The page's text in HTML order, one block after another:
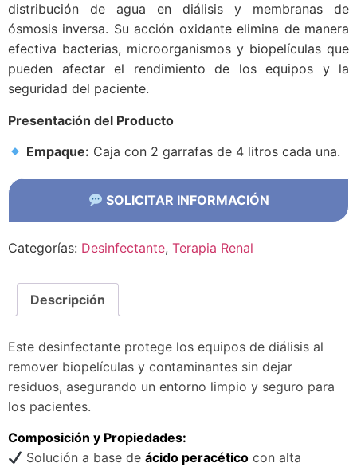
distribución de agua en diálisis y membranas de
ósmosis inversa. Su acción oxidante elimina de manera
efectiva bacterias, microorganismos y biopelículas que
pueden afectar el rendimiento de los equipos y la
seguridad del paciente.
Presentación del Producto
Empaque: Caja con 2 garrafas de 4 litros cada una.
SOLICITAR INFORMACIÓN
Categorías: Desinfectante, Terapia Renal
Descripción
Este desinfectante protege los equipos de diálisis al
remover biopelículas y contaminantes sin dejar
residuos, asegurando un entorno limpio y seguro para
los pacientes.
Composición y Propiedades:
Solución a base deácido peracético con alta